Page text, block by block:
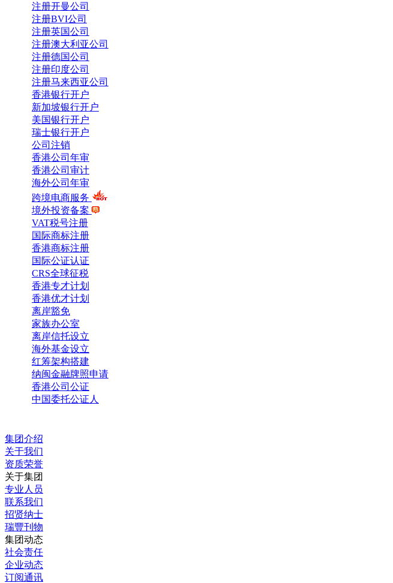
注册开曼公司
注册BVI公司
注册英国公司
注册澳大利亚公司
注册德国公司
注册印度公司
注册马来西亚公司
香港银行开户
新加坡银行开户
美国银行开户
瑞士银行开户
公司注销
香港公司年审
香港公司审计
海外公司年审
跨境电商服务
境外投资备案
VAT税号注册
国际商标注册
香港商标注册
国际公证认证
CRS全球征税
香港专才计划
香港优才计划
离岸豁免
家族办公室
离岸信托设立
海外基金设立
红筹架构搭建
纳闽金融牌照申请
香港公司公证
中国委托公证人
集团介绍
关于我们
资质荣誉
关于集团
专业人员
联系我们
招贤纳士
瑞豐刊物
集团动态
社会责任
企业动态
订阅通讯